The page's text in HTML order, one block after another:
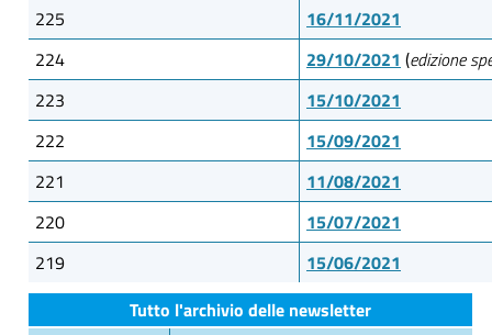
225
16/11/2021
224
29/10/2021 (edizione
223
15/10/2021
222
15/09/2021
221
11/08/2021
220
15/07/2021
219
15/06/2021
Tutto l'archivio delle newsletter